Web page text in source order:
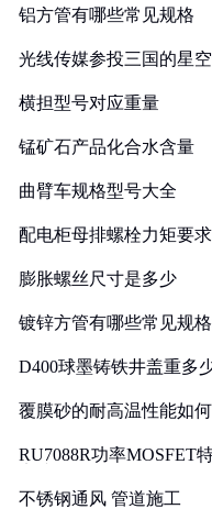
铝方管有哪些常见规格
光线传媒参投三国的星
横担型号对应重量
锰矿石产品化合水含量
曲臂车规格型号大全
配电柜母排螺栓力矩要
膨胀螺丝尺寸是多少
镀锌方管有哪些常见规
D400球墨铸铁井盖重多
覆膜砂的耐高温性能如何
RU7088R功率MOSFET
不锈钢通风 管道施工